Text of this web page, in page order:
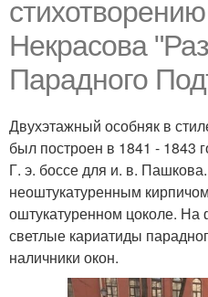
Некрасова
Парадного
Двухэтажный особняк в
был построен в 1841 - 1843
Г. э. боссе для и. в.
неоштукатуренным
оштукатуренном цоколе.
светлые кариатиды
наличники окон.